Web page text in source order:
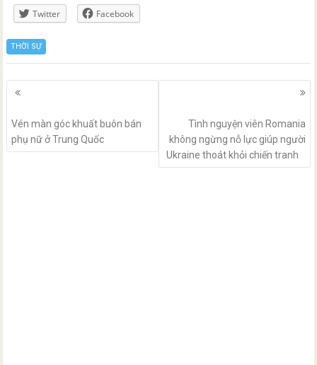
Twitter Facebook
THỜI SỰ
Posts
Vén màn góc khuất buôn bán
phụ nữ ở Trung Quốc
Tình nguyện viên Romania
không ngừng nỗ lực giúp người
Ukraine thoát khỏi chiến tranh